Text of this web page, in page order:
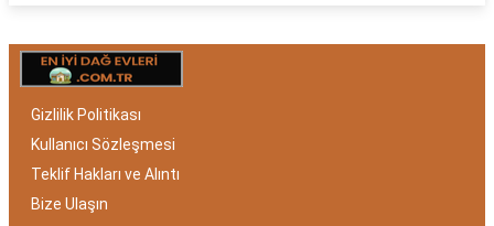
Gizlilik Politikası
Kullanıcı Sözleşmesi
Teklif Hakları ve Alıntı
Bize Ulaşın